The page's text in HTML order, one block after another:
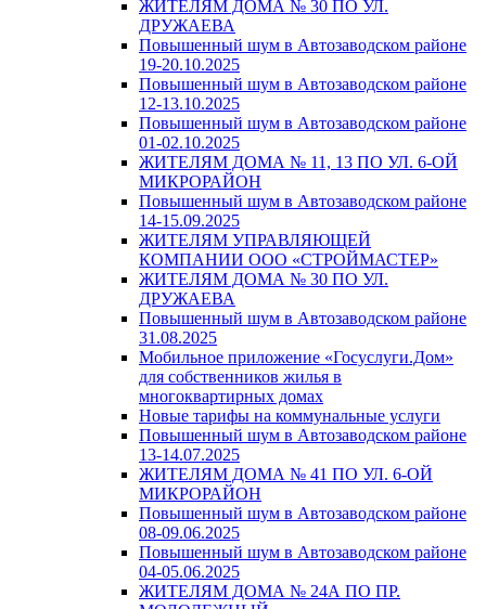
ЖИТЕЛЯМ ДОМА № 30 ПО УЛ.
ДРУЖАЕВА
Повышенный шум в Автозаводском районе
19-20.10.2025
Повышенный шум в Автозаводском районе
12-13.10.2025
Повышенный шум в Автозаводском районе
01-02.10.2025
ЖИТЕЛЯМ ДОМА № 11, 13 ПО УЛ. 6-ОЙ
МИКРОРАЙОН
Повышенный шум в Автозаводском районе
14-15.09.2025
ЖИТЕЛЯМ УПРАВЛЯЮЩЕЙ
КОМПАНИИ ООО «СТРОЙМАСТЕР»
ЖИТЕЛЯМ ДОМА № 30 ПО УЛ.
ДРУЖАЕВА
Повышенный шум в Автозаводском районе
31.08.2025
Мобильное приложение «Госуслуги.Дом»
для собственников жилья в
многоквартирных домах
Новые тарифы на коммунальные услуги
Повышенный шум в Автозаводском районе
13-14.07.2025
ЖИТЕЛЯМ ДОМА № 41 ПО УЛ. 6-ОЙ
МИКРОРАЙОН
Повышенный шум в Автозаводском районе
08-09.06.2025
Повышенный шум в Автозаводском районе
04-05.06.2025
ЖИТЕЛЯМ ДОМА № 24А ПО ПР.